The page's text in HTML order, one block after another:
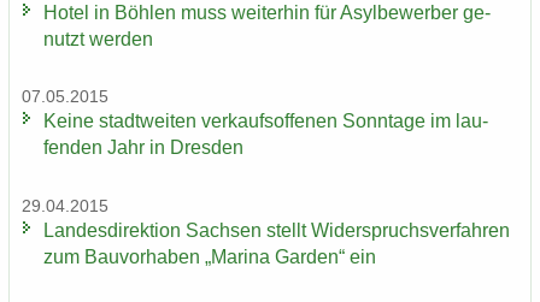
Hotel in Böh­len muss wei­ter­hin für Asyl­be­wer­ber ge­
nutzt wer­den
07.05.2015
Keine stadt­wei­ten ver­kaufs­of­fe­nen Sonn­ta­ge im lau­
fen­den Jahr in Dres­den
29.04.2015
Lan­des­di­rek­ti­on Sach­sen stellt Wi­der­spruchs­ver­fah­ren
zum Bau­vor­ha­ben „Ma­ri­na Gar­den“ ein